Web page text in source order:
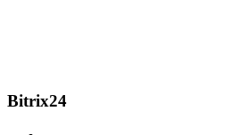
Bitrix24